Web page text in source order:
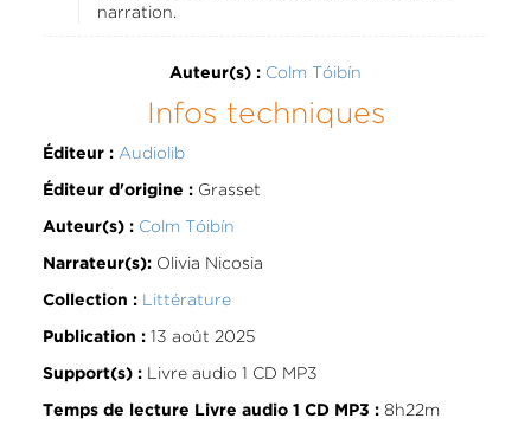
narration.
Auteur(s) : Colm Tóibín
Infos techniques
Éditeur : Audiolib
Éditeur d'origine :Grasset
Auteur(s) : Colm Tóibín
Narrateur(s):Olivia Nicosia
Collection : Littérature
Publication :13 août 2025
Support(s) :Livre audio 1 CD MP3
Temps de lecture Livre audio 1 CD MP3 :8h22m